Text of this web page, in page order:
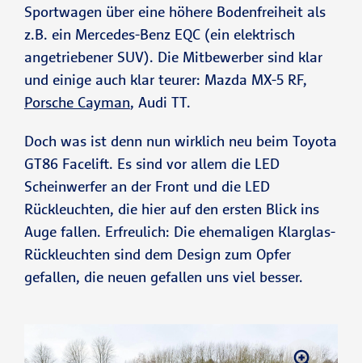
Sportwagen über eine höhere Bodenfreiheit als
z.B. ein Mercedes-Benz EQC (ein elektrisch
angetriebener SUV). Die Mitbewerber sind klar
und einige auch klar teurer: Mazda MX-5 RF,
Porsche Cayman, Audi TT.
Doch was ist denn nun wirklich neu beim Toyota
GT86 Facelift. Es sind vor allem die LED
Scheinwerfer an der Front und die LED
Rückleuchten, die hier auf den ersten Blick ins
Auge fallen. Erfreulich: Die ehemaligen Klarglas-
Rückleuchten sind dem Design zum Opfer
gefallen, die neuen gefallen uns viel besser.